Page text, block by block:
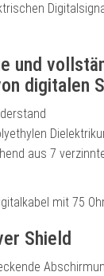
und
digitalen
aus 7
Shield